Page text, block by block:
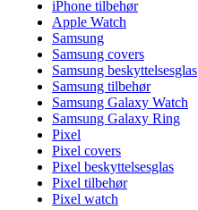
iPhone tilbehør
Apple Watch
Samsung
Samsung covers
Samsung beskyttelsesglas
Samsung tilbehør
Samsung Galaxy Watch
Samsung Galaxy Ring
Pixel
Pixel covers
Pixel beskyttelsesglas
Pixel tilbehør
Pixel watch